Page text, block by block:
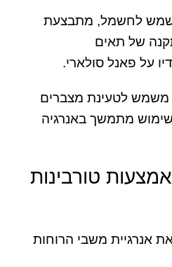
לחשמל, מתבצעת
של תאים
על פאנל סולארי.
משמש לטעינת מצברים
מתמשך באנרגיה
טורבינות
אנרגיית משבי הרוחות